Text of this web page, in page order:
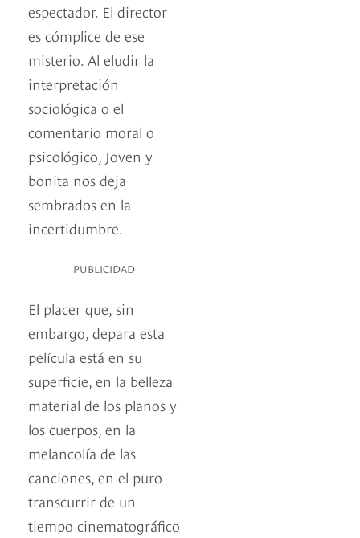
espectador. El director
es cómplice de ese
misterio. Al eludir la
interpretación
sociológica o el
comentario moral o
psicológico, Joven y
bonita nos deja
sembrados en la
incertidumbre.
PUBLICIDAD
El placer que, sin
embargo, depara esta
película está en su
superficie, en la belleza
material de los planos y
los cuerpos, en la
melancolía de las
canciones, en el puro
transcurrir de un
tiempo cinematográfico